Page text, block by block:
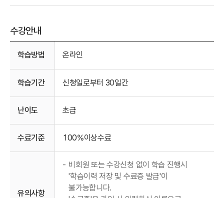
수강안내
학습방법 온라인
학습기간 신청일로부터 30일간
난이도 초급
수료기준 100%이상수료
유의사항
- 비회원 또는 수강신청 없이 학습 진행시
'학습이력 저장 및 수료증 발급'이
불가능합니다.